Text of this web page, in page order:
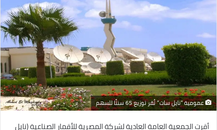
عمومية “نايل سات” تُقر توزيع 65 سنتًا للسهم
أقرت الجمعية العامة العادية لشركة المصرية للأقمار الصناعية (نايل